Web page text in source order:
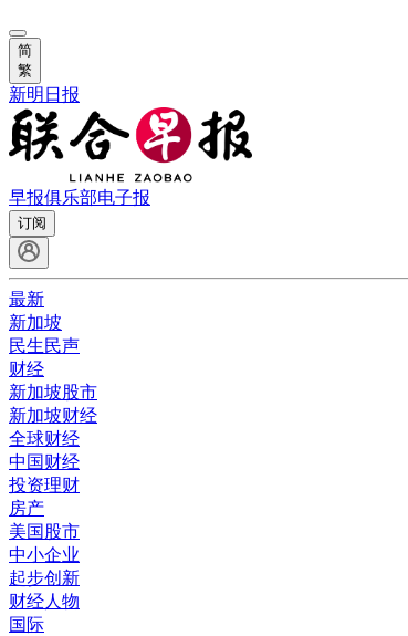
简
繁
新明日报
早报俱乐部电子报
订阅
最新
新加坡
民生民声
财经
新加坡股市
新加坡财经
全球财经
中国财经
投资理财
房产
美国股市
中小企业
起步创新
财经人物
国际